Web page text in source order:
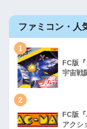
ファミコン・人
1
FC版
宇宙戦
2
FC版
アクシ